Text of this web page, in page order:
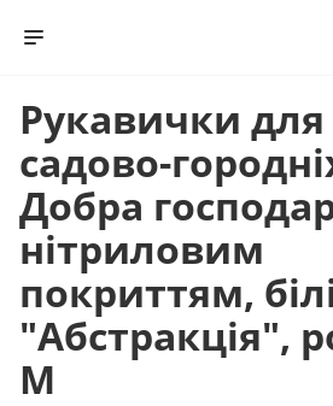
Рукавички для
садово-
Добра
нітриловим
покриттям,
"Абстракція",
М